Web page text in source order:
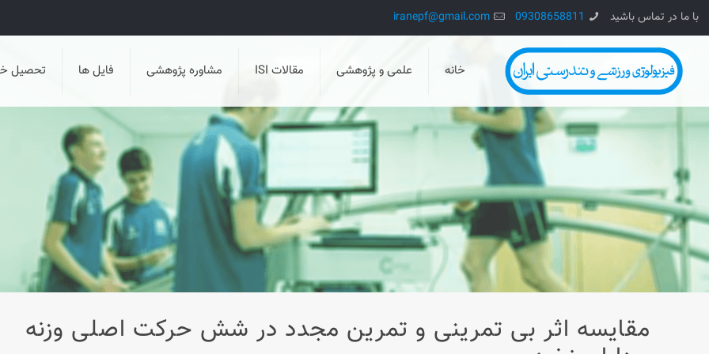
با ما در تماس باشید 09308658811
iranepf@gmail.com
خانه علمی و پژوهشی مقالات ISI مشاوره پژوهشی فایل ها تحصیل
مقایسه اثر بی تمرینی و تمرین مجدد در شش حرکت اصلی وزنه